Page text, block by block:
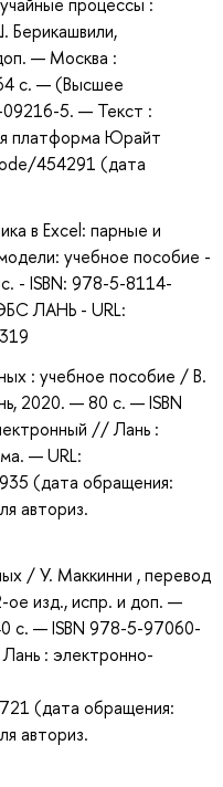
процессы :
Берикашвили,
— Москва :
с. — (Высшее
5. — Текст :
платформа Юрайт
454291 (дата
в Excel: парные и
учебное пособие -
- ISBN: 978-5-8114-
ЛАНЬ - URL:
: учебное пособие / В.
2020. — 80 с. — ISBN
// Лань :
— URL:
(дата обращения:
авториз.
/ У. Маккинни , перевод
ое изд., испр. и доп. —
с. — ISBN 978-5-97060-
: электронно-
(дата обращения:
авториз.